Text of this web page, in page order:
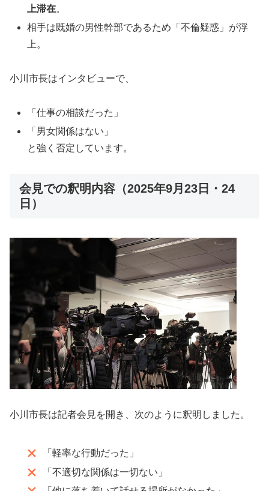
上滞在。
相手は既婚の男性幹部であるため「不倫疑惑」が浮
上。
小川市長はインタビューで、
「仕事の相談だった」
「男女関係はない」
と強く否定しています。
会見での釈明内容（2025年9月23日・24
日）
小川市長は記者会見を開き、次のように釈明しました。
「軽率な行動だった」
「不適切な関係は一切ない」